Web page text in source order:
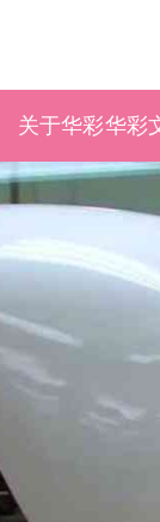
关于华彩华彩